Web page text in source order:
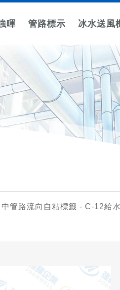
暉 管路標示
箭頭標示
大箭頭
雙箭頭
四箭頭
箭頭
閥件吊牌
不鏽鋼材
質
硬質PVC
材質
吊掛鍊條
冰水送風
三線式節能電動閥
式節能電動二通閥
線式節能電動三通閥
套
調工程配件 空調控制
LED顯示面
LED顯式回
LED液晶
管路流向自粘標籤 - C-12給